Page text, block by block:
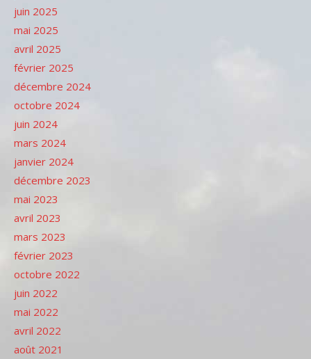
juin 2025
mai 2025
avril 2025
février 2025
décembre 2024
octobre 2024
juin 2024
mars 2024
janvier 2024
décembre 2023
mai 2023
avril 2023
mars 2023
février 2023
octobre 2022
juin 2022
mai 2022
avril 2022
août 2021